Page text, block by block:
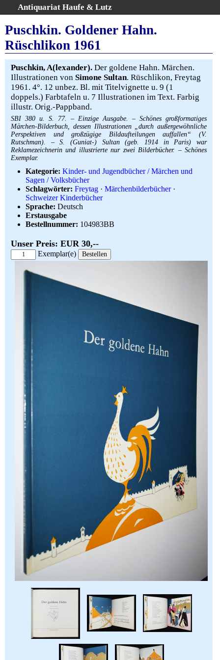
Antiquariat Haufe & Lutz
Home
Gesamtbestand
Erweiterte Suche
Kategorien
Schlagwörter
Warenkorb
AGB
Widerruf
Über uns
Aktuelle Kataloge
Kontakt
Ankauf
Impressum
Puschkin. Goldener Hahn.
Rüschlikon 1961
Puschkin, A(lexander). Der goldene Hahn. Märchen.
Illustrationen von Simone Sultan. Rüschlikon, Freytag
1961. 4°. 12 unbez. Bl. mit Titelvignette u. 9 (1
doppels.) Farbtafeln u. 7 Illustrationen im Text. Farbig
illustr. Orig.-Pappband.
SBI 380 u. S. 77. – Einzige Ausgabe. – Schönes großformatiges
Märchen-Bilderbuch, dessen Illustrationen „durch außergewöhnliche
Perspektiven und großzügige Bildaufteilungen auffallen“ (V.
Rutschman). – S. (Guniat-) Sultan (geb. 1914 in Paris) war
Reklamezeichnerin und illustrierte nur zwei Bilderbücher. – Schönes
Exemplar.
Kategorie: Kinder- und Jugendbücher / Märchen und
Sagen / Volksbücher
Schlagwörter: Freytag · Märchenbilderbücher·
Schweizer Kinderbücher
Sprache: Deutsch
Erstausgabe
Bestellnummer: 104983BB
Unser Preis: EUR 30,--
Exemplar(e)